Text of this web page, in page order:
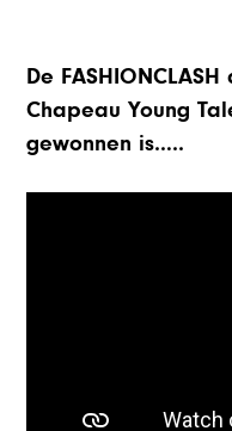
De
Chapeau Young
gewonnen is…..